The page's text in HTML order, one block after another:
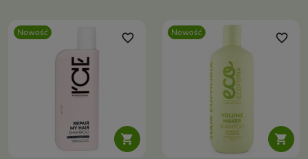
Nowość

favorite_border Nowość

favorite_border